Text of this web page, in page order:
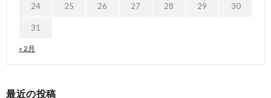
« 2月
24 25 26 27 28 29 30
31
最近の投稿